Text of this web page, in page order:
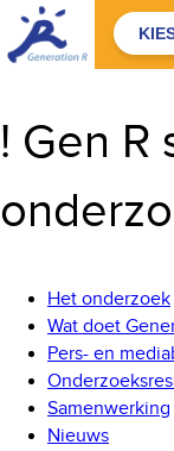
! Gen R
Het onderzoek
Wat doet
Pers- en
Samenwerking
Nieuws